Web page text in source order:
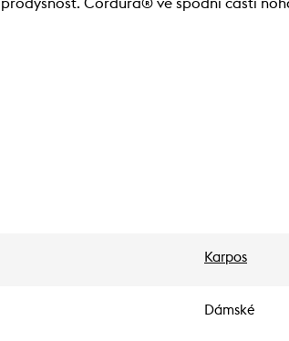
Cordura® ve spodní části
Karpos
Dámské